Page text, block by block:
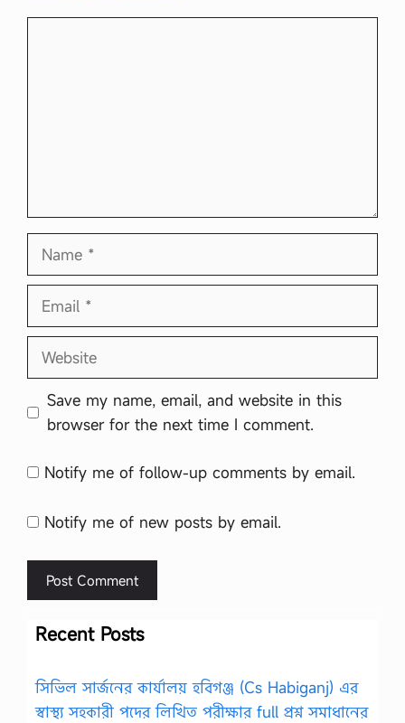
Name
Email
Website
Save my name, email, and website in this
browser for the next time I comment.
Notify me of follow-up comments by email.
Notify me of new posts by email.
Recent Posts
সিভিল সার্জনের কার্যালয় হবিগঞ্জ (Cs Habiganj) এর
স্বাস্থ্য সহকারী পদের লিখিত পরীক্ষার full প্রশ্ন সমাধানের